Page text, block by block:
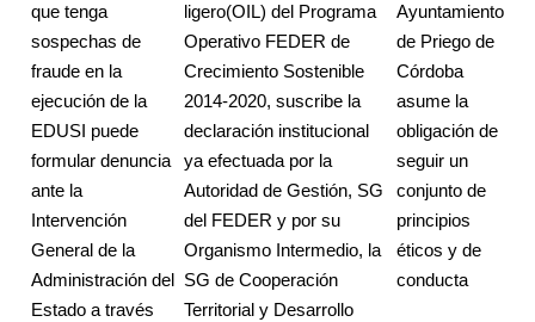
que tenga
sospechas de
fraude en la
ejecución de la
EDUSI puede
formular denuncia
ante la
Intervención
General de la
Administración del
Estado a través
ligero(OIL) del Programa
Operativo FEDER de
Crecimiento Sostenible
2014‐2020, suscribe la
declaración institucional
ya efectuada por la
Autoridad de Gestión, SG
del FEDER y por su
Organismo Intermedio, la
SG de Cooperación
Territorial y Desarrollo
Ayuntamiento
de Priego de
Córdoba
asume la
obligación de
seguir un
conjunto de
principios
éticos y de
conducta